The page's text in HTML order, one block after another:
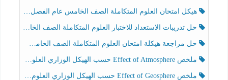
هيكل امتحان العلوم المتكاملة الصف الخامس عام الفصل الدراسي الثالث 2025-2026
حل تدريبات الاستعداد للاختبار العلوم المتكاملة الصف الخامس عام الفصل الثالث
حل مراجعة هيكلة امتحان العلوم المتكاملة الصف الخامس انسبير الفصل الثالث
ملخص Effect of Atmosphere حسب الهيكل الوزاري العلوم المتكاملة الصف الخامس انسبير الفصل الثالث
ملخص Effect of Geosphere حسب الهيكل الوزاري العلوم المتكاملة الصف الخامس انسبير الفصل الثالث